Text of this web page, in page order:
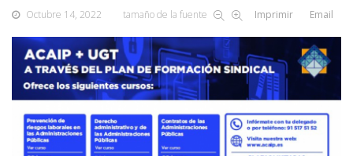
Octubre 14, 2022 tamaño de la fuente Imprimir Email